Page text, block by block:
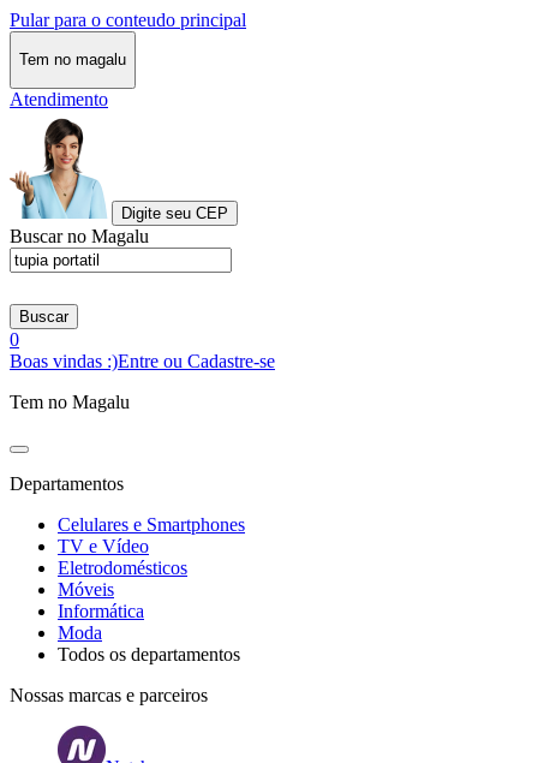
Pular para o conteudo principal
Tem no magalu
Atendimento
Digite seu CEP
Buscar no Magalu
Buscar
0
Boas vindas :)Entre ou Cadastre-se
Tem no Magalu
Departamentos
Celulares e Smartphones
TV e Vídeo
Eletrodomésticos
Móveis
Informática
Moda
Todos os departamentos
Nossas marcas e parceiros